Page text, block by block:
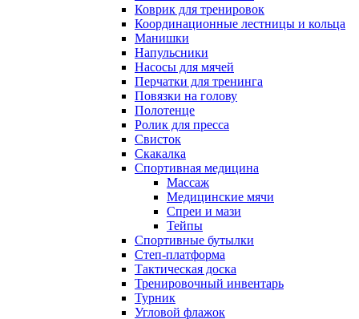
Коврик для тренировок
Координационные лестницы и кольца
Манишки
Напульсники
Насосы для мячей
Перчатки для тренинга
Повязки на голову
Полотенце
Ролик для пресса
Свисток
Скакалка
Спортивная медицина
Массаж
Медицинские мячи
Спреи и мази
Тейпы
Спортивные бутылки
Степ-платформа
Тактическая доска
Тренировочный инвентарь
Турник
Угловой флажок